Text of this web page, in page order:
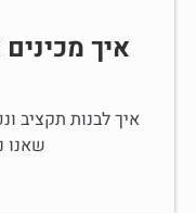
איך
איך לבנות תקציב
שאנו